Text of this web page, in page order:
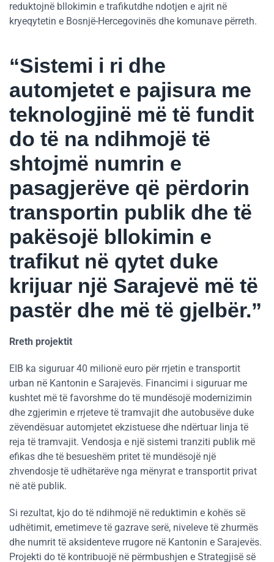
reduktojnë bllokimin e trafikutdhe ndotjen e ajrit në
kryeqytetin e Bosnjë-Hercegovinës dhe komunave përreth.
“Sistemi i ri dhe
automjetet e pajisura me
teknologjinë më të fundit
do të na ndihmojë të
shtojmë numrin e
pasagjerëve që përdorin
transportin publik dhe të
pakësojë bllokimin e
trafikut në qytet duke
krijuar një Sarajevë më të
pastër dhe më të gjelbër.”
Rreth projektit
EIB ka siguruar 40 milionë euro për rrjetin e transportit
urban në Kantonin e Sarajevës. Financimi i siguruar me
kushtet më të favorshme do të mundësojë modernizimin
dhe zgjerimin e rrjeteve të tramvajit dhe autobusëve duke
zëvendësuar automjetet ekzistuese dhe ndërtuar linja të
reja të tramvajit. Vendosja e një sistemi tranziti publik më
efikas dhe të besueshëm pritet të mundësojë një
zhvendosje të udhëtarëve nga mënyrat e transportit privat
në atë publik.
Si rezultat, kjo do të ndihmojë në reduktimin e kohës së
udhëtimit, emetimeve të gazrave serë, niveleve të zhurmës
dhe numrit të aksidenteve rrugore në Kantonin e Sarajevës.
Projekti do të kontribuojë në përmbushjen e Strategjisë së